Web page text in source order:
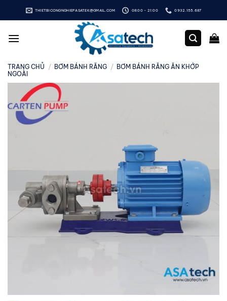
qua
dung
THIETBICONGNGHIEPASATEK@GMAIL.COM 08:00 - 21:00 0932.155.687
TRANG CHỦ / BƠM BÁNH RĂNG / BƠM BÁNH RĂNG ĂN KHỚP
NGOÀI